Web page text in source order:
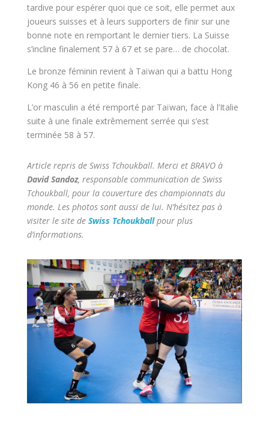
tardive pour espérer quoi que ce soit, elle permet aux
joueurs suisses et à leurs supporters de finir sur une
bonne note en remportant le dernier tiers. La Suisse
s’incline finalement 57 à 67 et se pare… de chocolat.
Le bronze féminin revient à Taïwan qui a battu Hong
Kong 46 à 56 en petite finale.
L’or masculin a été remporté par Taïwan, face à l’Italie
suite à une finale extrêmement serrée qui s’est
terminée 58 à 57.
Article repris de Swiss Tchoukball. Merci et BRAVO à
David Sandoz, responsable communication de Swiss
Tchoukball, pour la couverture des championnats du
monde. Les photos sont aussi de lui. N’hésitez pas à
visiter le site de Swiss Tchoukballpour plus
d’informations.